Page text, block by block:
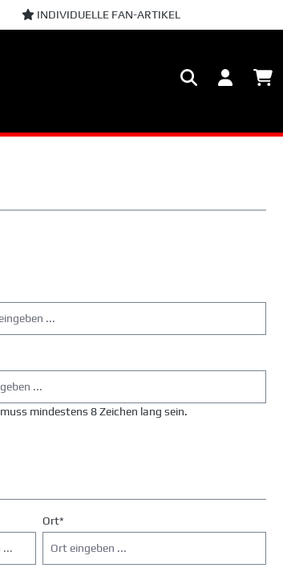
INDIVIDUELLE FAN-ARTIKEL
mindestens 8 Zeichen lang sein.
Ort*